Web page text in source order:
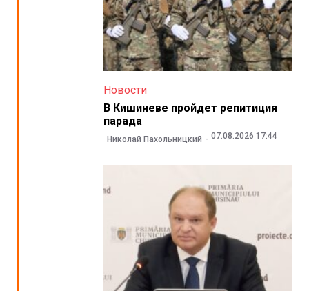
Новости
В Кишиневе пройдет репитиция
парада
Николай Пахольницкий 07.08.2026 17:44